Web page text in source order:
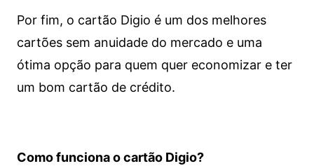
Por fim, o cartão Digio é um dos melhores
cartões sem anuidade do mercado e uma
ótima opção para quem quer economizar e ter
um bom cartão de crédito.
Como funciona o cartão Digio?